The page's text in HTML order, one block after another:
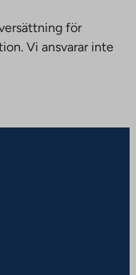
för
Vi ansvarar inte